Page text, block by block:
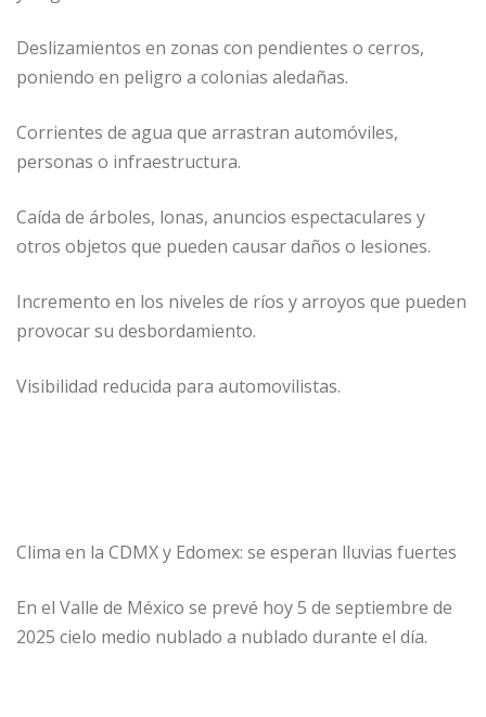
Deslizamientos en zonas con pendientes o cerros,
poniendo en peligro a colonias aledañas.
Corrientes de agua que arrastran automóviles,
personas o infraestructura.
Caída de árboles, lonas, anuncios espectaculares y
otros objetos que pueden causar daños o lesiones.
Incremento en los niveles de ríos y arroyos que pueden
provocar su desbordamiento.
Visibilidad reducida para automovilistas.
Clima en la CDMX y Edomex: se esperan lluvias fuertes
En el Valle de México se prevé hoy 5 de septiembre de
2025 cielo medio nublado a nublado durante el día.